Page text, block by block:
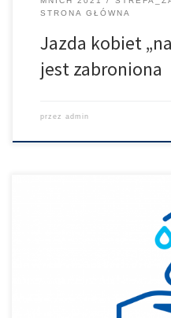
STRONA GŁÓWNA
Jazda kobiet
jest zabroniona
przez admin
UWAGA! Stosuj zasady